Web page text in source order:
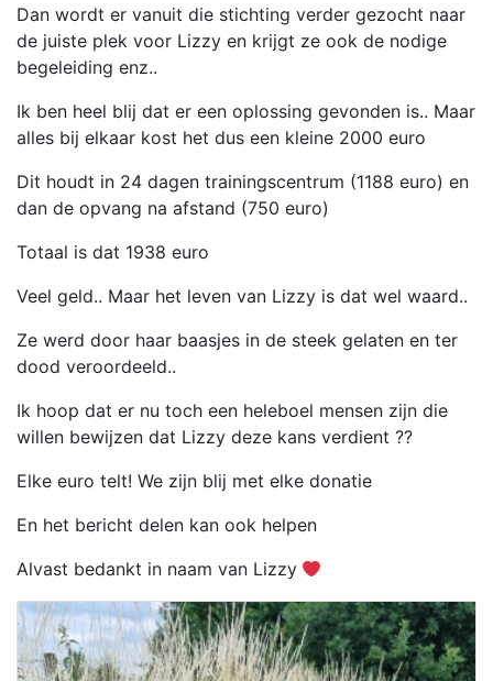
Dan wordt er vanuit die stichting verder gezocht naar
de juiste plek voor Lizzy en krijgt ze ook de nodige
begeleiding enz..
Ik ben heel blij dat er een oplossing gevonden is.. Maar
alles bij elkaar kost het dus een kleine 2000 euro
Dit houdt in 24 dagen trainingscentrum (1188 euro) en
dan de opvang na afstand (750 euro)
Totaal is dat 1938 euro
Veel geld.. Maar het leven van Lizzy is dat wel waard..
Ze werd door haar baasjes in de steek gelaten en ter
dood veroordeeld..
Ik hoop dat er nu toch een heleboel mensen zijn die
willen bewijzen dat Lizzy deze kans verdient ??
Elke euro telt! We zijn blij met elke donatie
En het bericht delen kan ook helpen
Alvast bedankt in naam van Lizzy